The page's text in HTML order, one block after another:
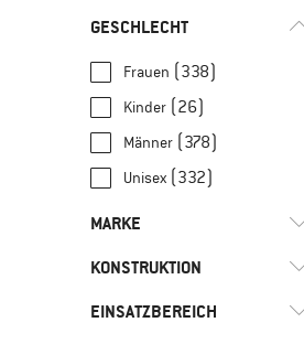
GESCHLECHT
Frauen (338)
Kinder (26)
Männer (378)
Unisex (332)
MARKE
KONSTRUKTION
Halbrand(113)
EINSATZBEREICH